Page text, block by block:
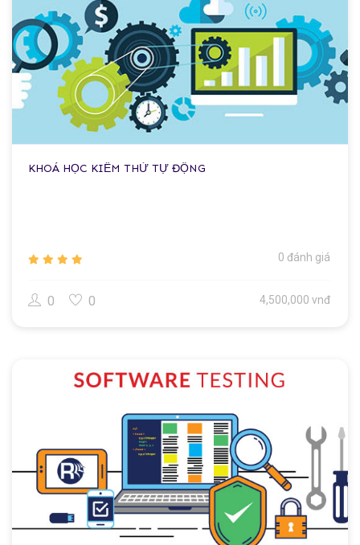
KHOÁ HỌC KIỂM THỬ TỰ ĐỘNG
0 đánh giá
0 0 4,500,000 vnđ